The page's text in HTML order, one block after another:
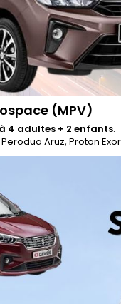
(MPV)
4 adultes + 2 enfants.
Aruz, Proton